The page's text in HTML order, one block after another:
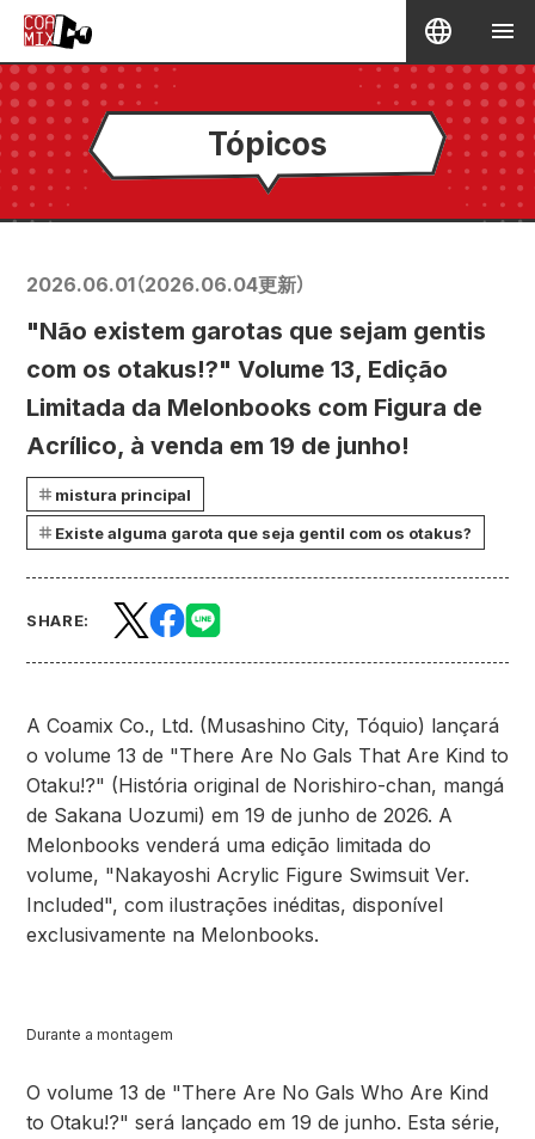
Tópicos
2026.06.01（2026.06.04更新）
"Não existem garotas que sejam gentis
com os otakus!?" Volume 13, Edição
Limitada da Melonbooks com Figura de
Acrílico, à venda em 19 de junho!
mistura principal
Existe alguma garota que seja gentil com os otakus?
SHARE:
A Coamix Co., Ltd. (Musashino City, Tóquio) lançará
o volume 13 de "There Are No Gals That Are Kind to
Otaku!?" (História original de Norishiro-chan, mangá
de Sakana Uozumi) em 19 de junho de 2026. A
Melonbooks venderá uma edição limitada do
volume, "Nakayoshi Acrylic Figure Swimsuit Ver.
Included", com ilustrações inéditas, disponível
exclusivamente na Melonbooks.
Durante a montagem
O volume 13 de "There Are No Gals Who Are Kind
to Otaku!?" será lançado em 19 de junho. Esta série,